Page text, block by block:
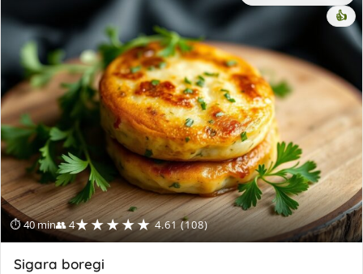
⏱ 40 min👥 4★★★★★ 4.61 (108)
👍
Sigara boregi